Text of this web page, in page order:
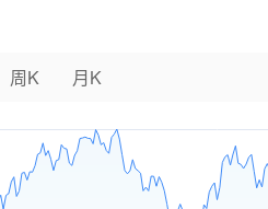
周K 月K